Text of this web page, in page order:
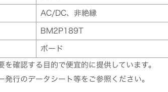
AC/DC、非絶縁
BM2P189T
ボード
を確認する目的で便宜的に提供しています。
発行のデータシート等をご参照ください。